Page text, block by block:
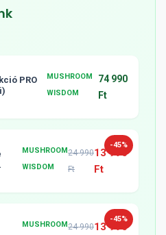
PRO
MUSHROOM
WISDOM
74 990
Ft
-45%
MUSHROOM
WISDOM
24 990
Ft
13 990
Ft
-45%
MUSHROOM24 99013 990